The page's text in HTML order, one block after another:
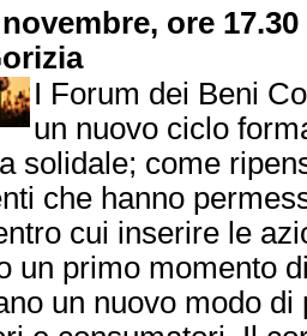
ore
I Forum dei Beni
un nuovo ciclo
solidale; come
che hanno
cui inserire le
un primo momento
un nuovo modo